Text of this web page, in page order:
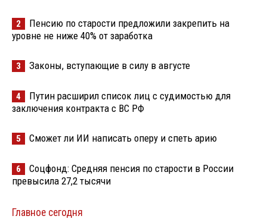
2
Пенсию по старости предложили закрепить на
уровне не ниже 40% от заработка
3 Законы, вступающие в силу в августе
4
Путин расширил список лиц с судимостью для
заключения контракта с ВС РФ
5 Сможет ли ИИ написать оперу и спеть арию
6
Соцфонд: Средняя пенсия по старости в России
превысила 27,2 тысячи
Главное сегодня